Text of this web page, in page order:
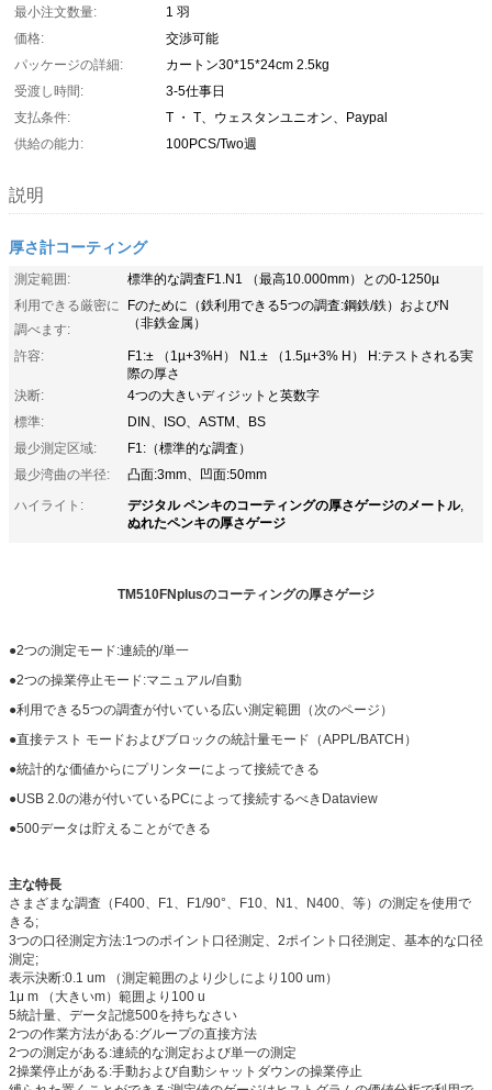
最小注文数量:
1 羽
価格:
交渉可能
パッケージの詳細:
カートン30*15*24cm 2.5kg
受渡し時間:
3-5仕事日
支払条件:
T ・ T、ウェスタンユニオン、Paypal
供給の能力:
100PCS/Two週
説明
厚さ計コーティング
測定範囲:
標準的な調査F1.N1 （最高10.000mm）との0-1250µ
利用できる厳密に
調べます:
Fのために（鉄利用できる5つの調査:鋼鉄/鉄）およびN
（非鉄金属）
許容:
F1:± （1µ+3%H） N1.± （1.5µ+3% H） H:テストされる実
際の厚さ
決断:
4つの大きいディジットと英数字
標準:
DIN、ISO、ASTM、BS
最少測定区域:
F1:（標準的な調査）
最少湾曲の半径:
凸面:3mm、凹面:50mm
ハイライト:
デジタル ペンキのコーティングの厚さゲージのメートル,
ぬれたペンキの厚さゲージ
TM510FNplusのコーティングの厚さゲージ
●2つの測定モード:連続的/単一
●2つの操業停止モード:マニュアル/自動
●利用できる5つの調査が付いている広い測定範囲（次のページ）
●直接テスト モードおよびブロックの統計量モード（APPL/BATCH）
●統計的な価値からにプリンターによって接続できる
●USB 2.0の港が付いているPCによって接続するべきDataview
●500データは貯えることができる
主な特長
さまざまな調査（F400、F1、F1/90°、F10、N1、N400、等）の測定を使用で
きる;
3つの口径測定方法:1つのポイント口径測定、2ポイント口径測定、基本的な口径
測定;
表示決断:0.1 um （測定範囲のより少しにより100 um）
1μ m （大きいm）範囲より100 u
5統計量、データ記憶500を持ちなさい
2つの作業方法がある:グループの直接方法
2つの測定がある:連続的な測定および単一の測定
2操業停止がある:手動および自動シャットダウンの操業停止